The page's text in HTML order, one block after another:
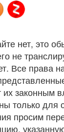
нет, это
не
Все права
их законным
только для
просим